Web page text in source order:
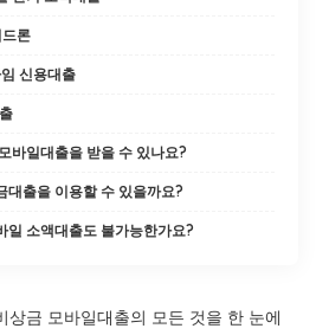
론
신용대출
바일대출을 받을 수 있나요?
대출을 이용할 수 있을까요?
일 소액대출도 불가능한가요?
상금 모바일대출의 모든 것을 한 눈에